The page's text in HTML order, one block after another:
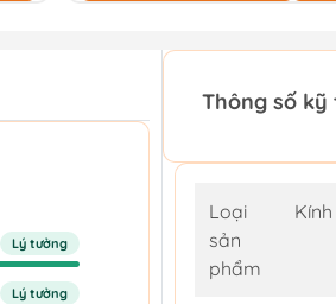
Lý tưởng
Lý tưởng
Thông số kỹ
Loại
sản
phẩm